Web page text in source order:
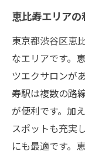
恵比寿エリアの
東京都渋谷区恵
なエリアです。
ツエクサロンが
寿駅は複数の路
が便利です。加
スポットも充実
にも最適です。